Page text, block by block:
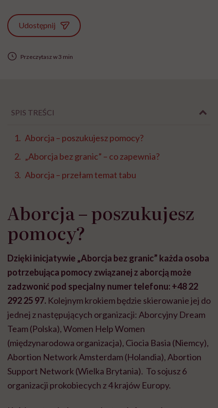
Udostępnij
Przeczytasz w 3 min
SPIS TREŚCI
Aborcja – poszukujesz pomocy?
„Aborcja bez granic” – co zapewnia?
Aborcja – przełam temat tabu
Aborcja – poszukujesz
pomocy?
Dzięki inicjatywie „Aborcja bez granic” każda osoba
potrzebująca pomocy związanej z aborcją może
zadzwonić pod specjalny numer telefonu: +48 22
292 25 97. Kolejnym krokiem będzie skierowanie jej do
jednej z następujących organizacji: Aborcyjny Dream
Team (Polska), Women Help Women
(międzynarodowa organizacja), Ciocia Basia (Niemcy),
Abortion Network Amsterdam (Holandia), Abortion
Support Network (Wielka Brytania). To sojusz 6
organizacji prokobiecych z 4 krajów Europy.